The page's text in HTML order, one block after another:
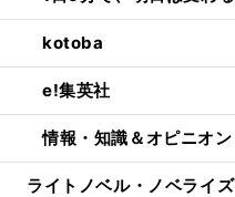
kotoba
e!集英社
情報・知識＆オピニオ
ライトノベル・ノベライズ